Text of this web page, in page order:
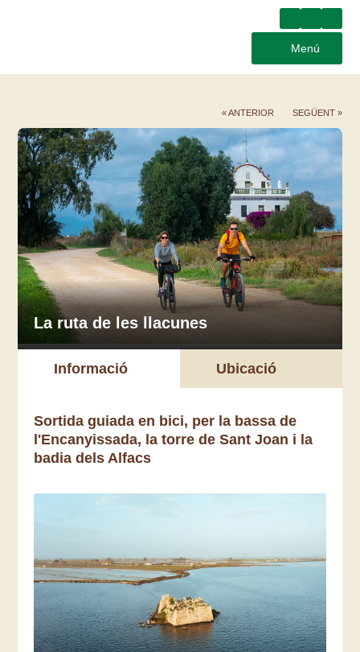
Menú
« ANTERIOR SEGÜENT »
La ruta de les llacunes
Informació Ubicació
Sortida guiada en bici, per la bassa de
l'Encanyissada, la torre de Sant Joan i la
badia dels Alfacs